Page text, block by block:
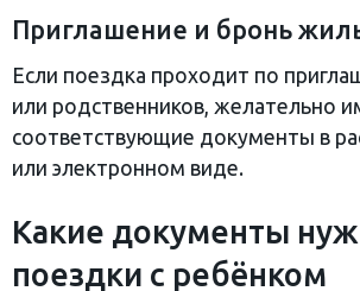
Приглашение и бронь
Если поездка проходит по
или родственников, желательно
соответствующие документы в
или электронном виде.
Какие документы
поездки с ребёнком